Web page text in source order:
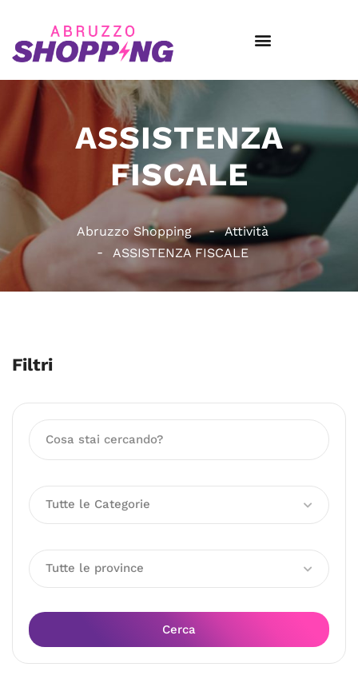
ASSISTENZA
FISCALE
Abruzzo Shopping
Attività
ASSISTENZA FISCALE
Filtri
Tutte le Categorie
Tutte le province
Cerca